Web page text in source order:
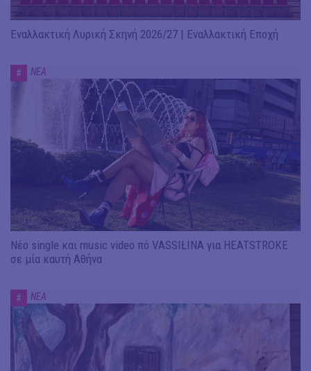
Εναλλακτική Λυρική Σκηνή 2026/27 | Εναλλακτική Εποχή
# ΝΕΑ
Νέο single και music video πό VASSIŁINA για HEATSTROKE
σε μία καυτή Αθήνα
# ΝΕΑ